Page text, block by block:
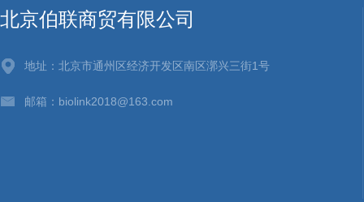
北京伯联商贸有限公司
地址：北京市通州区经济开发区南区漷兴三街1号
邮箱：biolink2018@163.com